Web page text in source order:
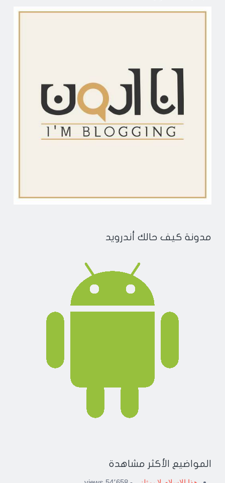
مدونة كيف حالك أندرويد
المواضيع الأكثر مشاهدة